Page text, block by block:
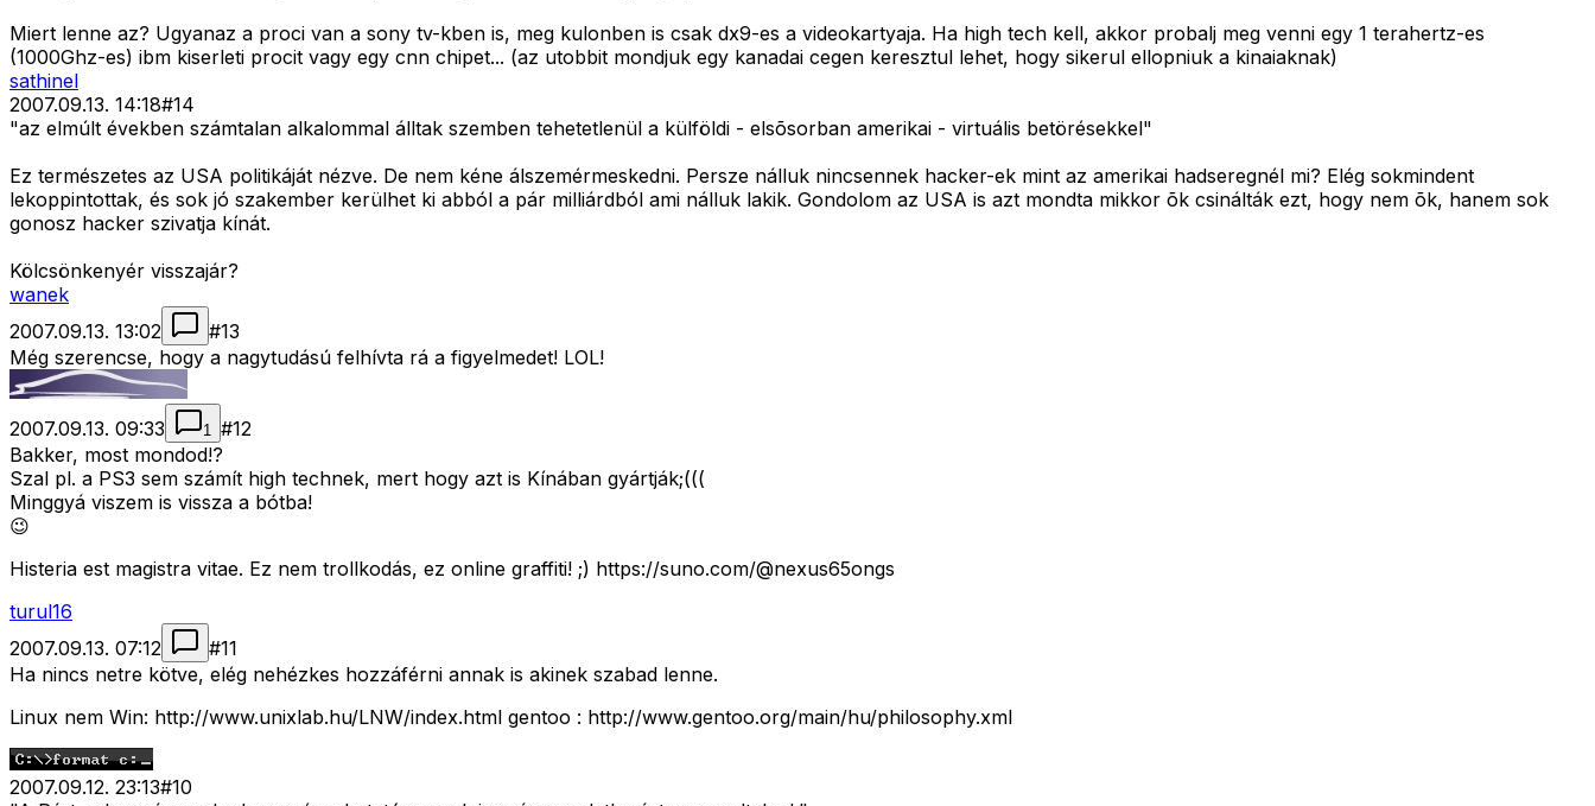
Miert lenne az? Ugyanaz a proci van a sony tv-kben is, meg kulonben is csak dx9-es a videokartyaja. Ha high tech kell, akkor probalj meg venni egy 1 terahertz-es
(1000Ghz-es) ibm kiserleti procit vagy egy cnn chipet... (az utobbit mondjuk egy kanadai cegen keresztul lehet, hogy sikerul ellopniuk a kinaiaknak)
sathinel
2007.09.13. 14:18#14
"az elmúlt években számtalan alkalommal álltak szemben tehetetlenül a külföldi - elsõsorban amerikai - virtuális betörésekkel"
Ez természetes az USA politikáját nézve. De nem kéne álszemérmeskedni. Persze nálluk nincsennek hacker-ek mint az amerikai hadseregnél mi? Elég sokmindent
lekoppintottak, és sok jó szakember kerülhet ki abból a pár milliárdból ami nálluk lakik. Gondolom az USA is azt mondta mikkor õk csinálták ezt, hogy nem õk, hanem sok
gonosz hacker szivatja kínát.
Kölcsönkenyér visszajár?
wanek
2007.09.13. 13:02
#13
Még szerencse, hogy a nagytudású felhívta rá a figyelmedet! LOL!
2007.09.13. 09:33 1 #12
Bakker, most mondod!?
Szal pl. a PS3 sem számít high technek, mert hogy azt is Kínában gyártják;(((
Minggyá viszem is vissza a bótba!
😉
Histeria est magistra vitae. Ez nem trollkodás, ez online graffiti! ;) https://suno.com/@nexus65ongs
turul16
2007.09.13. 07:12
#11
Ha nincs netre kötve, elég nehézkes hozzáférni annak is akinek szabad lenne.
Linux nem Win: http://www.unixlab.hu/LNW/index.html gentoo : http://www.gentoo.org/main/hu/philosophy.xml
2007.09.12. 23:13#10